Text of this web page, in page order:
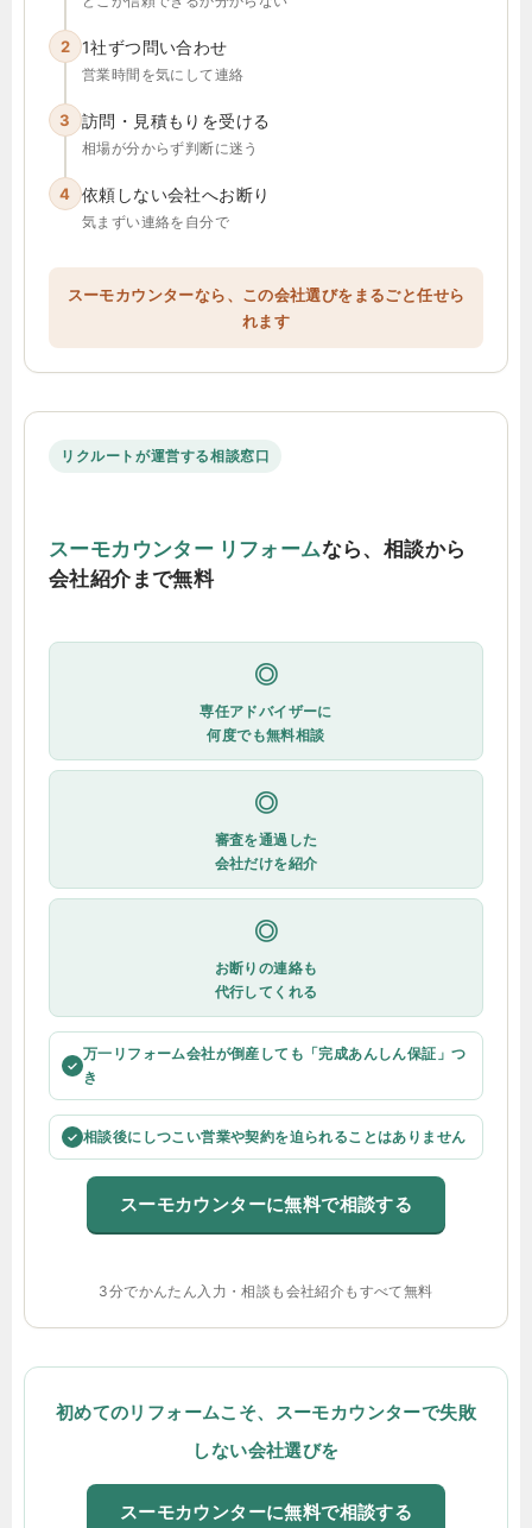
2 1社ずつ問い合わせ
営業時間を気にして連絡
3 訪問・見積もりを受ける
相場が分からず判断に迷う
4 依頼しない会社へお断り
気まずい連絡を自分で
スーモカウンターなら、この会社選びをまるごと任せら
れます
リクルートが運営する相談窓口
スーモカウンター リフォームなら、相談から
会社紹介まで無料
◎
専任アドバイザーに
何度でも無料相談
◎
審査を通過した
会社だけを紹介
◎
お断りの連絡も
代行してくれる
✓
万一リフォーム会社が倒産しても「完成あんしん保証」つ
き
✓ 相談後にしつこい営業や契約を迫られることはありません
スーモカウンターに無料で相談する
3分でかんたん入力・相談も会社紹介もすべて無料
初めてのリフォームこそ、スーモカウンターで失敗
しない会社選びを
スーモカウンターに無料で相談する